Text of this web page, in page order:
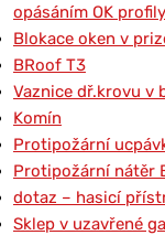
opásáním OK profily
Blokace oken v
BRoof T3
Vaznice dř.krovu v
Komín
Protipožární
Protipožární nátěr
dotaz – hasicí
Sklep v uzavřené